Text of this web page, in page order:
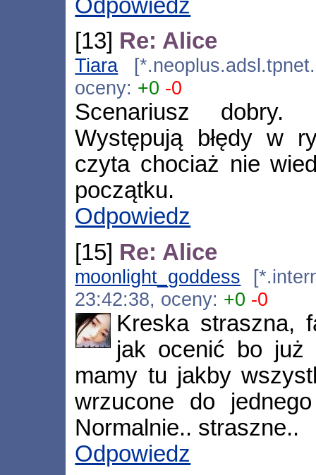
Odpowiedz
[13] Re: Alice
Tiara
oceny: +0 -0
Scenariusz
Występują błędy w
czyta chociaż nie
początku.
Odpowiedz
[15] Re: Alice
moonlight_goddess
23:42:38, oceny: +0 -0
Kreska straszna,
jak ocenić bo już
mamy tu jakby
wrzucone do
Normalnie.. straszne..
Odpowiedz